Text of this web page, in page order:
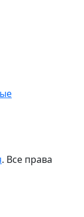
. Все права